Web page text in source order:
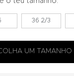
36 2/3